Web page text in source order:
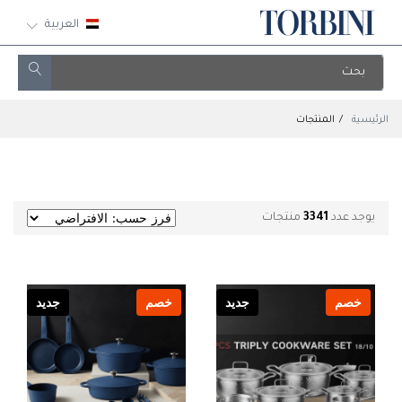
العربية
الرئيسية المنتجات
يوجد عدد 3341 منتجات
خصم جديد خصم جديد